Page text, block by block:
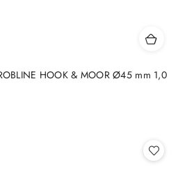
HOOK & MOOR Ø45 mm 1,0